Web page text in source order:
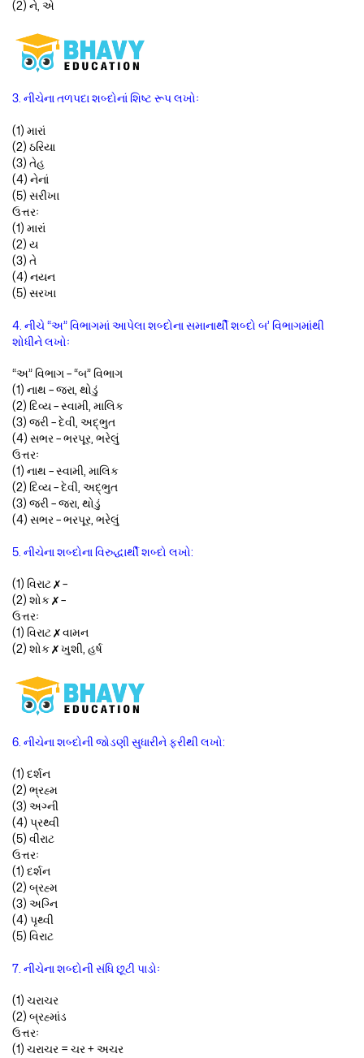
(2) ને, એ
3. નીચેના તળપદા શબ્દોનાં શિષ્ટ રૂપ લખોઃ
(1) મારાં
(2) ઠરિયા
(3) તેહ
(4) નેનાં
(5) સરીખા
ઉત્તરઃ
(1) મારાં
(2) ય
(3) તે
(4) નયન
(5) સરખા
4. નીચે “અ” વિભાગમાં આપેલા શબ્દોના સમાનાર્થી શબ્દો બ’ વિભાગમાંથી
શોધીને લખોઃ
“અ” વિભાગ – “બ” વિભાગ
(1) નાથ – જરા, થોડું
(2) દિવ્ય – સ્વામી, માલિક
(3) જરી – દેવી, અદ્ભુત
(4) સભર – ભરપૂર, ભરેલું
ઉત્તરઃ
(1) નાથ – સ્વામી, માલિક
(2) દિવ્ય – દેવી, અદ્ભુત
(3) જરી – જરા, થોડું
(4) સભર – ભરપૂર, ભરેલું
5. નીચેના શબ્દોના વિરુદ્ધાર્થી શબ્દો લખો:
(1) વિરાટ ✗ –
(2) શોક ✗ –
ઉત્તરઃ
(1) વિરાટ ✗ વામન
(2) શોક ✗ ખુશી, હર્ષ
6. નીચેના શબ્દોની જોડણી સુધારીને ફરીથી લખો:
(1) દર્શન
(2) ભ્રહ્મ
(3) અગ્ની
(4) પ્રથ્વી
(5) વીરાટ
ઉત્તરઃ
(1) દર્શન
(2) બ્રહ્મ
(3) અગ્નિ
(4) પૃથ્વી
(5) વિરાટ
7. નીચેના શબ્દોની સંધિ છૂટી પાડોઃ
(1) ચરાચર
(2) બ્રહ્માંડ
ઉત્તરઃ
(1) ચરાચર = ચર + અચર